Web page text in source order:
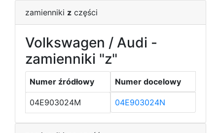
zamienniki z części
Volkswagen / Audi -
zamienniki "z"
Numer źródłowy Numer docelowy
04E903024M 04E903024N